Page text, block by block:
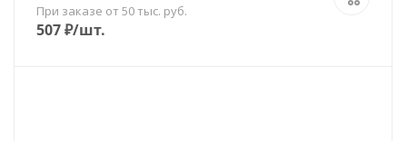
При заказе от 50 тыс. руб.
507₽/шт.